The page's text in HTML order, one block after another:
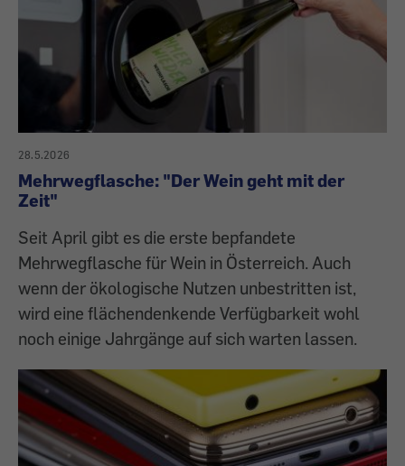
28.5.2026
Mehrwegflasche: "Der Wein geht mit der
Zeit"
Seit April gibt es die erste bepfandete
Mehrwegflasche für Wein in Österreich. Auch
wenn der ökologische Nutzen unbestritten ist,
wird eine flächendenkende Verfügbarkeit wohl
noch einige Jahrgänge auf sich warten lassen.